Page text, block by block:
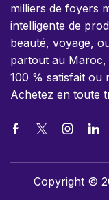
milliers de foyers
intelligente de
beauté, voyage,
partout au Maroc,
100 % satisfait ou
Achetez en toute
Copyright ©